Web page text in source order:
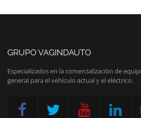
GRUPO VAGINDAUTO
Especializados en la comercialización de
general para el vehículo actual y el eléctrico.